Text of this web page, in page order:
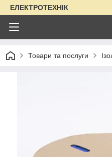
ЕЛЕКТРОТЕХНІК
Товари та послуги